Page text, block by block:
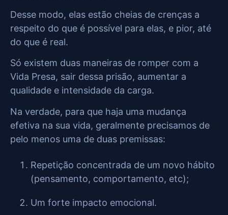
Desse modo, elas estão cheias de crenças a
respeito do que é possível para elas, e pior, até
do que é real.
Só existem duas maneiras de romper com a
Vida Presa, sair dessa prisão, aumentar a
qualidade e intensidade da carga.
Na verdade, para que haja uma mudança
efetiva na sua vida, geralmente precisamos de
pelo menos uma de duas premissas:
Repetição concentrada de um novo hábito
(pensamento, comportamento, etc);
Um forte impacto emocional.